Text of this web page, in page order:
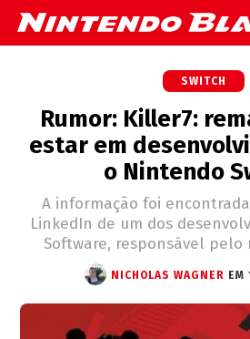
SWITCH
Rumor: Killer7:
estar em
o Nintendo
A informação foi
LinkedIn de um dos
Software, responsável pelo
NICHOLAS WAGNER